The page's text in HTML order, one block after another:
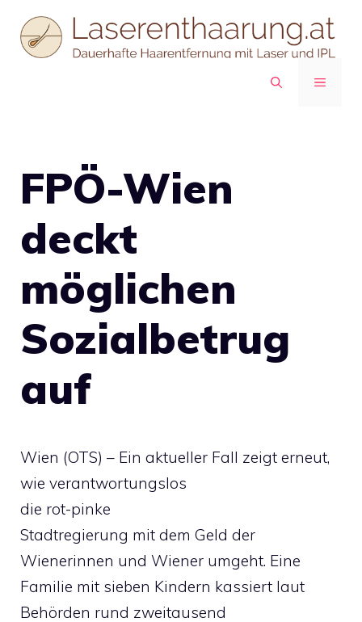
Inhalt
springen
MENÜ
FPÖ-Wien
deckt
möglichen
Sozialbetrug
auf
Wien (OTS) – Ein aktueller Fall zeigt erneut,
wie verantwortungslos
die rot-pinke
Stadtregierung mit dem Geld der
Wienerinnen und Wiener umgeht. Eine
Familie mit sieben Kindern kassiert laut
Behörden rund zweitausend